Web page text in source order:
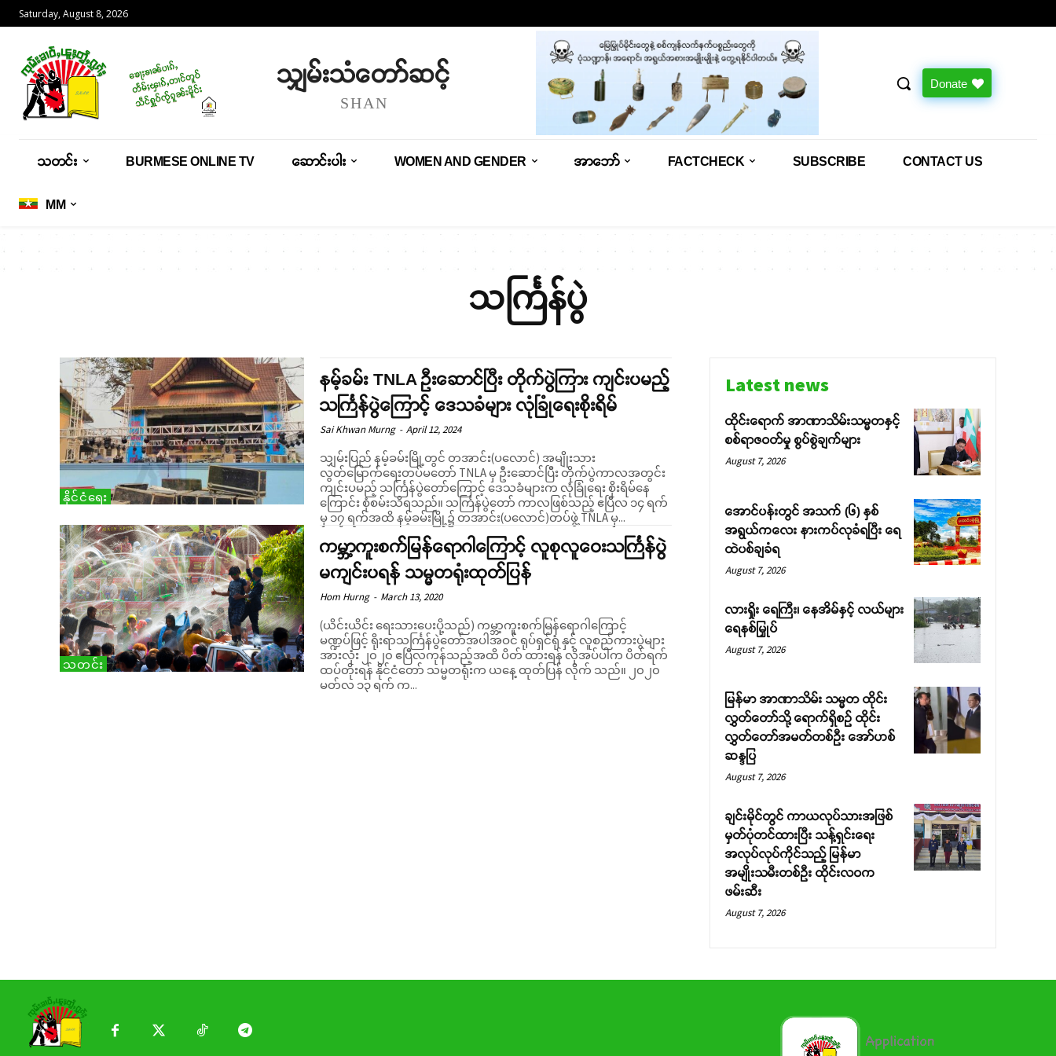
Saturday, August 8, 2026
သျှမ်းသံတော်ဆင့်
SHAN
Donate
သတင်း BURMESE ONLINE TV ဆောင်းပါး WOMEN AND GENDER အာဘော် FACTCHECK SUBSCRIBE CONTACT US
MM
သင်္ကြန်ပွဲ
နိုင်ငံရေး
နမ့်ခမ်း TNLA ဦးဆောင်ပြီး တိုက်ပွဲကြား ကျင်းပမည့်
သင်္ကြန်ပွဲကြောင့် ဒေသခံများ လုံခြုံရေးစိုးရိမ်
Sai Khwan Murng - April 12, 2024
သျှမ်းပြည် နမ့်ခမ်းမြို့တွင် တအာင်း(ပလောင်) အမျိုးသား
လွတ်မြောက်ရေးတပ်မတော် TNLA မှ ဦးဆောင်ပြီး တိုက်ပွဲကာလအတွင်း
ကျင်းပမည့် သင်္ကြန်ပွဲတော်ကြောင့် ဒေသခံများက လုံခြုံရေး စိုးရိမ်နေ
ကြောင်း စုံစမ်းသိရသည်။ သင်္ကြန်ပွဲတော် ကာလဖြစ်သည့် ဧပြီလ ၁၄ ရက်
မှ ၁၇ ရက်အထိ နမ့်ခမ်းမြို့၌ တအာင်း(ပလောင်)တပ်ဖွဲ့ TNLA မှ...
သတင်း
ကမ္ဘာ့ကူးစက်မြန်ရောဂါကြောင့် လူစုလူဝေးသင်္ကြန်ပွဲ
မကျင်းပရန် သမ္မတရုံးထုတ်ပြန်
Hom Hurng - March 13, 2020
(ယိင်းယိင်း ရေးသားပေးပို့သည်) ကမ္ဘာ့ကူးစက်မြန်ရောဂါကြောင့်
မဏ္ဍပ်ဖြင့် ရိုးရာသင်္ကြန်ပွဲတော်အပါအဝင် ရုပ်ရှင်ရုံ နှင့် လူစည်ကားပွဲများ
အားလုံး ၂၀၂၀ ဧပြီလကုန်သည့်အထိ ပိတ် ထားရန် လိုအပ်ပါက ပိတ်ရက်
ထပ်တိုးရန် နိုင်ငံတော် သမ္မတရုံးက ယနေ့ ထုတ်ပြန် လိုက် သည်။ ၂၀၂၀
မတ်လ ၁၃ ရက် က...
Latest news
ထိုင်းရောက် အာဏာသိမ်းသမ္မတနှင့်
စစ်ရာဇဝတ်မှု စွပ်စွဲချက်များ
August 7, 2026
အောင်ပန်းတွင် အသက် (၆) နှစ်
အရွယ်ကလေး နားကပ်လုခံရပြီး ရေ
ထဲပစ်ချခံရ
August 7, 2026
လားရှိုး ရေကြီး၊ နေအိမ်နှင့် လယ်များ
ရေနစ်မြှုပ်
August 7, 2026
မြန်မာ အာဏာသိမ်း သမ္မတ ထိုင်း
လွှတ်တော်သို့ ရောက်ရှိစဉ် ထိုင်း
လွှတ်တော်အမတ်တစ်ဦး အော်ဟစ်
ဆန္ဒပြ
August 7, 2026
ချင်းမိုင်တွင် ကာယလုပ်သားအဖြစ်
မှတ်ပုံတင်ထားပြီး သန့်ရှင်းရေး
အလုပ်လုပ်ကိုင်သည့် မြန်မာ
အမျိုးသမီးတစ်ဦး ထိုင်းလဝက
ဖမ်းဆီး
August 7, 2026